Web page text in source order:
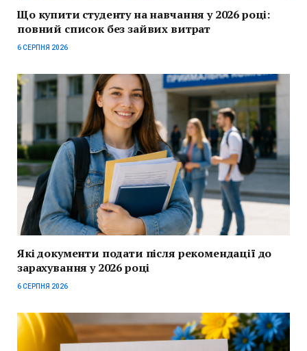
Що купити студенту на навчання у 2026 році:
повний список без зайвих витрат
6 СЕРПНЯ 2026
Які документи подати після рекомендації до
зарахування у 2026 році
6 СЕРПНЯ 2026